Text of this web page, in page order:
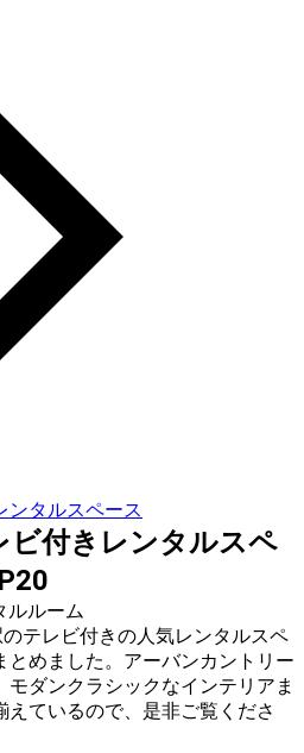
ンタルスペース
ビ付きレンタルスペ
ルルーム
テレビ付きの人気レンタルスペ
とめました。アーバンカントリー
ダンクラシックなインテリアま
ているので、是非ご覧くださ